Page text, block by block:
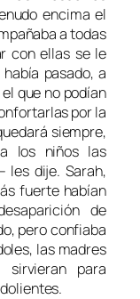
encima el
a todas
con ellas se le
pasado, a
que no podían
por la
siempre,
los niños las
les dije. Sarah,
fuerte habían
de
pero confiaba
las madres
para